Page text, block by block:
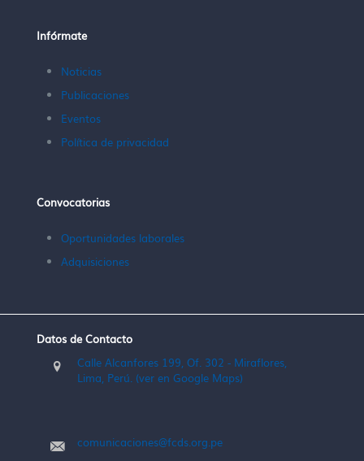
Infórmate
Noticias
Publicaciones
Eventos
Política de privacidad
Convocatorias
Oportunidades laborales
Adquisiciones
Datos de Contacto
Calle Alcanfores 199, Of. 302 - Miraflores,
Lima, Perú. (ver en Google Maps)
comunicaciones@fcds.org.pe